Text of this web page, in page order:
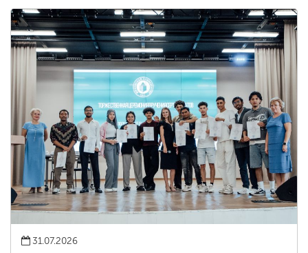
31.07.2026